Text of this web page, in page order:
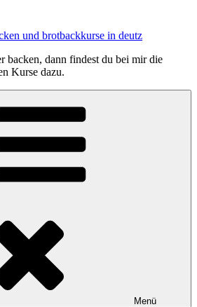
und brotbackkurse in deutz
backen, dann findest du bei mir die
Kurse dazu.
Menü